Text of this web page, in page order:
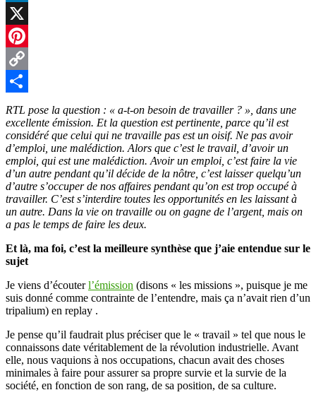
LinkedIn
X
Pinterest
Copy
Link
Partager
RTL pose la question : « a-t-on besoin de travailler ? », dans une
excellente émission. Et la question est pertinente, parce qu’il est
considéré que celui qui ne travaille pas est un oisif. Ne pas avoir
d’emploi, une malédiction. Alors que c’est le travail, d’avoir un
emploi, qui est une malédiction. Avoir un emploi, c’est faire la vie
d’un autre pendant qu’il décide de la nôtre, c’est laisser quelqu’un
d’autre s’occuper de nos affaires pendant qu’on est trop occupé à
travailler. C’est s’interdire toutes les opportunités en les laissant à
un autre. Dans la vie on travaille ou on gagne de l’argent, mais on
a pas le temps de faire les deux.
Et là, ma foi, c’est la meilleure synthèse que j’aie entendue sur le
sujet
Je viens d’écouterl’émission (disons « les missions », puisque je me
suis donné comme contrainte de l’entendre, mais ça n’avait rien d’un
tripalium) en replay .
Je pense qu’il faudrait plus préciser que le « travail » tel que nous le
connaissons date véritablement de la révolution industrielle. Avant
elle, nous vaquions à nos occupations, chacun avait des choses
minimales à faire pour assurer sa propre survie et la survie de la
société, en fonction de son rang, de sa position, de sa culture.